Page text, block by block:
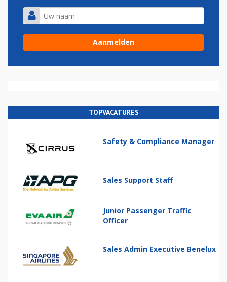
TOPVACATURES
Safety & Compliance Manager
Sales Support Staff
Junior Passenger Traffic
Officer
Sales Admin Executive Benelux